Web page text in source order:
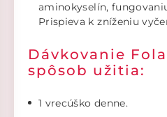
aminokyselín,
Prispieva k zníženiu
Dávkovanie
spôsob užitia:
1 vrecúško denne.